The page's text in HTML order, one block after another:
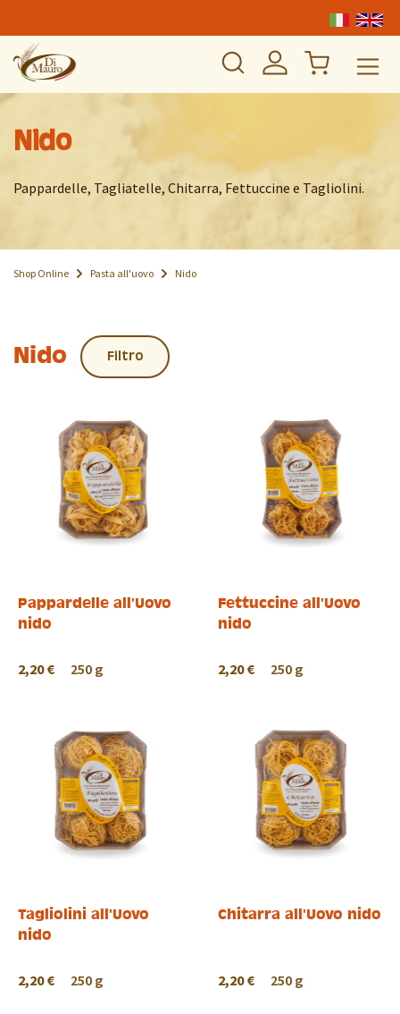
Nido
Pappardelle, Tagliatelle, Chitarra, Fettuccine e Tagliolini.
Shop Online Pasta all'uovo Nido
Nido Filtro
Pappardelle all'Uovo
nido
2,20 € 250 g
Fettuccine all'Uovo
nido
2,20 € 250 g
Tagliolini all'Uovo
nido
2,20 € 250 g
Chitarra all'Uovo nido
2,20 € 250 g